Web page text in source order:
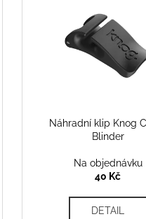
Náhradní klip Knog
Blinder
Na objednávku
40 Kč
DETAIL